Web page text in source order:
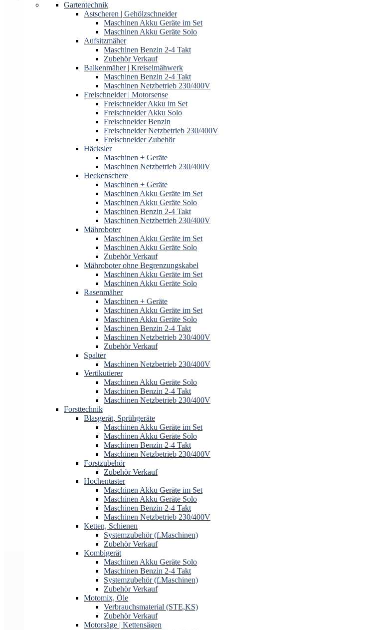
Gartentechnik
Astscheren | Gehölzschneider
Maschinen Akku Geräte im Set
Maschinen Akku Geräte Solo
Aufsitzmäher
Maschinen Benzin 2-4 Takt
Zubehör Verkauf
Balkenmäher | Kreiselmähwerk
Maschinen Benzin 2-4 Takt
Maschinen Netzbetrieb 230/400V
Freischneider | Motorsense
Freischneider Akku im Set
Freischneider Akku Solo
Freischneider Benzin
Freischneider Netzbetrieb 230/400V
Freischneider Zubehör
Häcksler
Maschinen + Geräte
Maschinen Netzbetrieb 230/400V
Heckenschere
Maschinen + Geräte
Maschinen Akku Geräte im Set
Maschinen Akku Geräte Solo
Maschinen Benzin 2-4 Takt
Maschinen Netzbetrieb 230/400V
Mähroboter
Maschinen Akku Geräte im Set
Maschinen Akku Geräte Solo
Zubehör Verkauf
Mähroboter ohne Begrenzungskabel
Maschinen Akku Geräte im Set
Maschinen Akku Geräte Solo
Rasenmäher
Maschinen + Geräte
Maschinen Akku Geräte im Set
Maschinen Akku Geräte Solo
Maschinen Benzin 2-4 Takt
Maschinen Netzbetrieb 230/400V
Zubehör Verkauf
Spalter
Maschinen Netzbetrieb 230/400V
Vertikutierer
Maschinen Akku Geräte Solo
Maschinen Benzin 2-4 Takt
Maschinen Netzbetrieb 230/400V
Forsttechnik
Blasgerät, Sprühgeräte
Maschinen Akku Geräte im Set
Maschinen Akku Geräte Solo
Maschinen Benzin 2-4 Takt
Maschinen Netzbetrieb 230/400V
Forstzubehör
Zubehör Verkauf
Hochentaster
Maschinen Akku Geräte im Set
Maschinen Akku Geräte Solo
Maschinen Benzin 2-4 Takt
Maschinen Netzbetrieb 230/400V
Ketten, Schienen
Systemzubehör (f.Maschinen)
Zubehör Verkauf
Kombigerät
Maschinen Akku Geräte Solo
Maschinen Benzin 2-4 Takt
Systemzubehör (f.Maschinen)
Zubehör Verkauf
Motomix, Öle
Verbrauchsmaterial (STE,KS)
Zubehör Verkauf
Motorsäge | Kettensägen